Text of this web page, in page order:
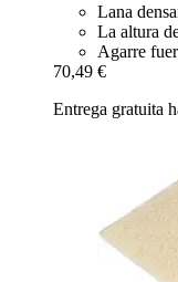
Lana
La altura
Agarre
70,49 €
Entrega gratuita